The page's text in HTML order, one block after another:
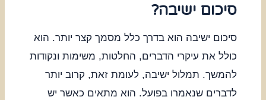
סיכום ישיבה?
סיכום ישיבה הוא בדרך כלל מסמך קצר יותר. הוא
כולל את עיקרי הדברים, החלטות, משימות ונקודות
להמשך. תמלול ישיבה, לעומת זאת, קרוב יותר
לדברים שנאמרו בפועל. הוא מתאים כאשר יש